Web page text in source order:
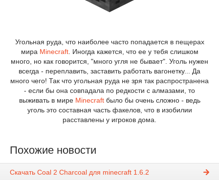
Угольная руда, что наиболее часто попадается в пещерах
мира Minecraft. Иногда кажется, что ее у тебя слишком
много, но как говорится, "много угля не бывает". Уголь нужен
всегда - переплавить, заставить работать вагонетку... Да
много чего! Так что угольная руда не зря так распространена
- если бы она совпадала по редкости с алмазами, то
выживать в мире Minecraft было бы очень сложно - ведь
уголь это составная часть факелов, что в изобилии
расставлены у игроков дома.
Похожие новости
Скачать Coal 2 Charcoal для minecraft 1.6.2